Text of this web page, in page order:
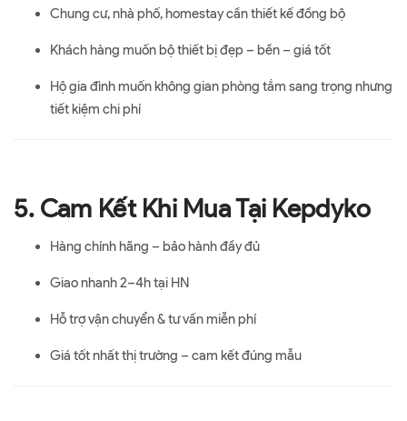
Chung cư, nhà phố, homestay cần thiết kế đồng bộ
Khách hàng muốn bộ thiết bị đẹp – bền – giá tốt
Hộ gia đình muốn không gian phòng tắm sang trọng nhưng
tiết kiệm chi phí
5. Cam Kết Khi Mua Tại Kepdyko
Hàng chính hãng – bảo hành đầy đủ
Giao nhanh 2–4h tại HN
Hỗ trợ vận chuyển & tư vấn miễn phí
Giá tốt nhất thị trường – cam kết đúng mẫu